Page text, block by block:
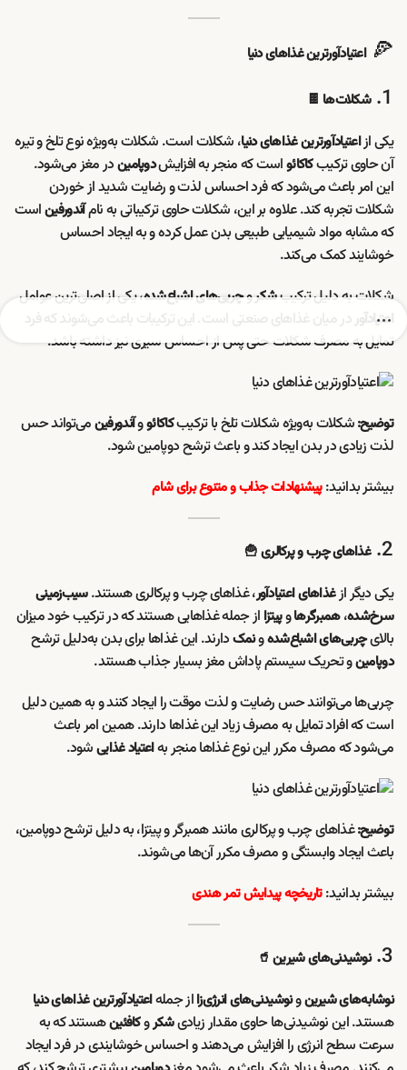
🍕اعتیادآورترین غذاهای دنیا
1. شکلات‌ها 🍫
یکی ازاعتیادآورترین غذاهای دنیا، شکلات است. شکلات به‌ویژه نوع تلخ و تیره
آن حاوی ترکیبکاکائواست که منجر به افزایشدوپامیندر مغز می‌شود.
این امر باعث می‌شود که فرد احساس لذت و رضایت شدید از خوردن
شکلات تجربه کند. علاوه بر این، شکلات حاوی ترکیباتی به نامآندورفیناست
که مشابه مواد شیمیایی طبیعی بدن عمل کرده و به ایجاد احساس
خوشایند کمک می‌کند.
شکلات به دلیل ترکیبشکروچربی‌های اشباع‌شده، یکی از اصلی‌ترین عوامل
اعتیادآور
تمایل به مصرف شکلات حتی پس از احساس سیری نیز داشته باشد.
توضیح:شکلات به‌ویژه شکلات تلخ با ترکیبکاکائووآندورفینمی‌تواند حس
لذت زیادی در بدن ایجاد کند و باعث ترشح دوپامین شود.
بیشتر بدانید:پیشنهادات جذاب و متنوع برای شام
2. غذاهای چرب و پرکالری 🍟
یکی دیگر ازغذاهای اعتیادآور، غذاهای چرب و پرکالری هستند.سیب‌زمینی
سرخ‌شده،همبرگرهاوپیتزا از جمله غذاهایی هستند که در ترکیب خود میزان
بالایچربی‌های اشباع‌شدهونمکدارند. این غذاها برای بدن به‌دلیل ترشح
دوپامینو تحریک سیستم پاداش مغز بسیار جذاب هستند.
چربی‌ها می‌توانند حس رضایت و لذت موقت را ایجاد کنند و به همین دلیل
است که افراد تمایل به مصرف زیاد این غذاها دارند. همین امر باعث
می‌شود که مصرف مکرر این نوع غذاها منجر بهاعتیاد غذاییشود.
توضیح:غذاهای چرب و پرکالری مانند همبرگر و پیتزا، به دلیل ترشح دوپامین،
باعث ایجاد وابستگی و مصرف مکرر آن‌ها می‌شوند.
بیشتر بدانید:تاریخچه پیدایش تمر هندی
3. نوشیدنی‌های شیرین 🥤
نوشابه‌های شیرینونوشیدنی‌های انرژی‌زااز جملهاعتیادآورترین غذاهای دنیا
هستند. این نوشیدنی‌ها حاوی مقدار زیادیشکروکافئینهستند که به
سرعت سطح انرژی را افزایش می‌دهند و احساس خوشایندی در فرد ایجاد